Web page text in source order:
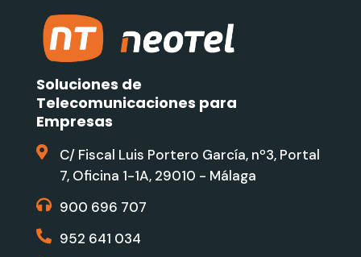
Soluciones de
Telecomunicaciones para
Empresas
C/ Fiscal Luis Portero García, nº3, Portal
7, Oficina 1-1A, 29010 - Málaga
900 696 707
952 641 034